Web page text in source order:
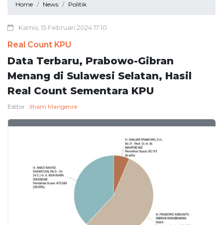
Home News Politik
Kamis, 15 Februari 2024 17:10
Real Count KPU
Data Terbaru, Prabowo-Gibran
Menang di Sulawesi Selatan, Hasil
Real Count Sementara KPU
Editor : Ilham Mangenre